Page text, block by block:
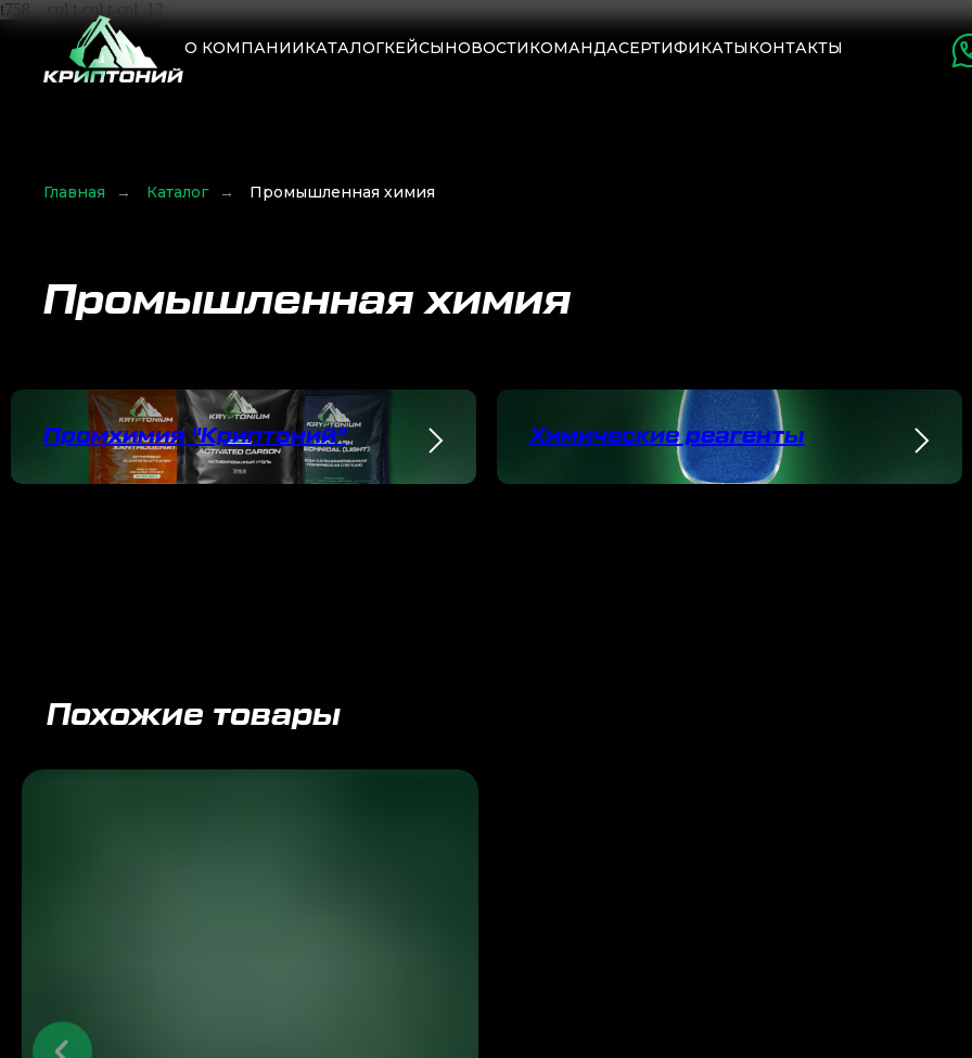
О КОМПАНИИКАТАЛОГКЕЙСЫНОВОСТИКОМАНДАСЕРТИФИКАТЫКОНТАКТЫ
t758__col t-col t-col_12
Главная → Каталог → Промышленная химия
Промышленная химия
Промхимия "Криптоний" Химические реагенты
Похожие товары